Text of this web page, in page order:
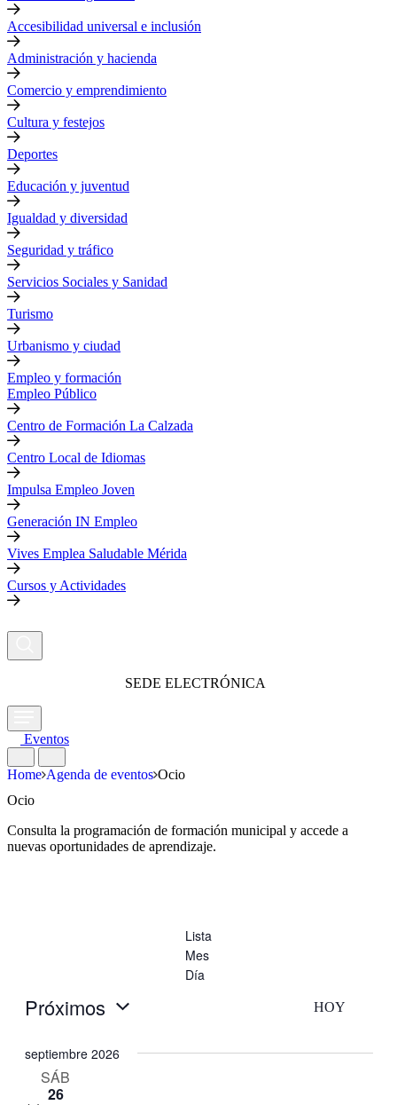
Accesibilidad universal e inclusión
Administración y hacienda
Comercio y emprendimiento
Cultura y festejos
Deportes
Educación y juventud
Igualdad y diversidad
Seguridad y tráfico
Servicios Sociales y Sanidad
Turismo
Urbanismo y ciudad
Empleo y formación
Empleo Público
Centro de Formación La Calzada
Centro Local de Idiomas
Impulsa Empleo Joven
Generación IN Empleo
Vives Emplea Saludable Mérida
Cursos y Actividades
SEDE ELECTRÓNICA
Eventos
Home Agenda de eventos Ocio
Ocio
Consulta la programación de formación municipal y accede a
nuevas oportunidades de aprendizaje.
Lista
Mes
Día
HOY
Próximos
fecha.
septiembre 2026
SÁB
26